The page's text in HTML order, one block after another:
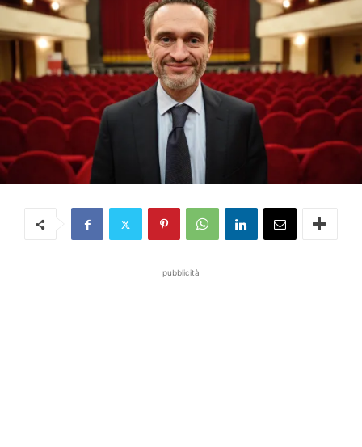
pubblicità